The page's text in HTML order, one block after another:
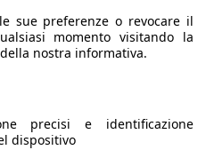
nm
ccm
sue preferenze o revocare il
momento visitando la
nostra informativa.
precisi e identificazione
dispositivo